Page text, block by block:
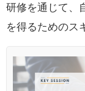
研修を通じて、
を得るためのス